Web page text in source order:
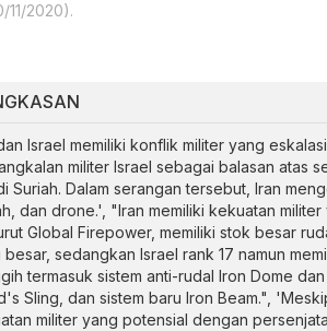
11/2020).
Israel memiliki konflik militer yang
militer Israel sebagai balasan atas
Suriah. Dalam serangan tersebut, Iran
dan drone.', "Iran memiliki kekuatan
Global Firepower, memiliki stok besar
besar, sedangkan Israel rank 17 namun
termasuk sistem anti-rudal Iron Dome
Sling, dan sistem baru Iron Beam.",
militer yang potensial dengan